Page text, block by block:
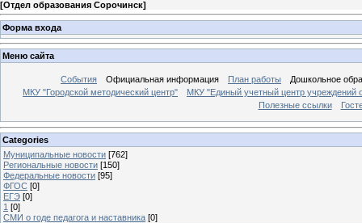
[Отдел образования Сорочинск]
Форма входа
Меню сайта
События Официальная информация План работы
Дошкольное
МКУ "Городской методический центр"
МКУ "Единый учетный центр учреждений
Полезные ссылки
Categories
Муниципальные новости [762]
Региональные новости [150]
Федеральные новости [95]
ФГОС [0]
ЕГЭ [0]
1 [0]
СМИ о годе педагога и наставника [0]